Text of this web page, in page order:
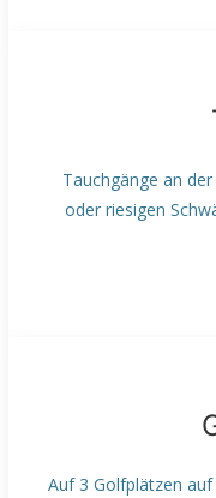
Tauchgänge an
oder riesigen
Auf 3 Golfplätzen